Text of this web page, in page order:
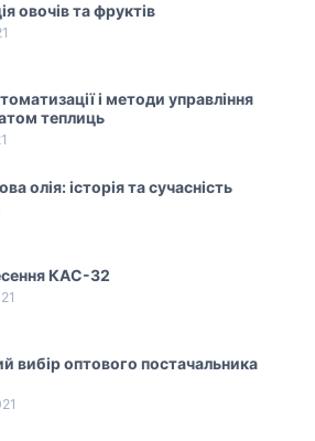
овочів та фруктів
і методи управління
теплиць
олія: історія та сучасність
КАС-32
вибір оптового постачальника